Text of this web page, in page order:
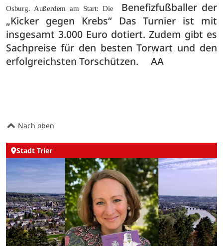
Osburg. Außerdem am Start: Die Benefizfußballer der
„Kicker gegen Krebs“ Das Turnier ist mit
insgesamt 3.000 Euro dotiert. Zudem gibt es
Sachpreise für den besten Torwart und den
erfolgreichsten Torschützen. AA
Nach oben
Stadt Trier